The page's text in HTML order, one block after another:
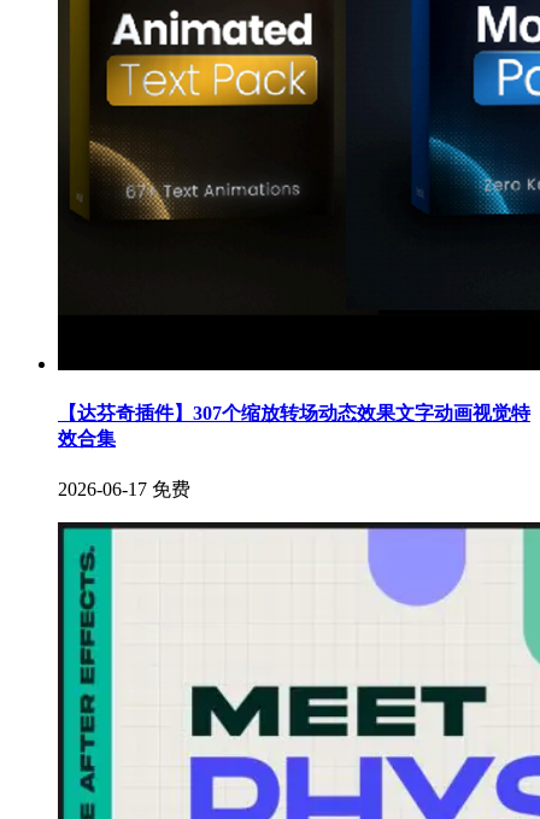
【达芬奇插件】307个缩放转场动态效果文字动画视觉特
效合集
2026-06-17 免费